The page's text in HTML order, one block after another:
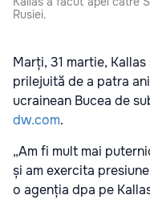
Rusiei.
Marți, 31 martie,
prilejuită de a patra
ucrainean Bucea de
dw.com.
„Am fi mult mai
și am exercita
o agenția dpa pe